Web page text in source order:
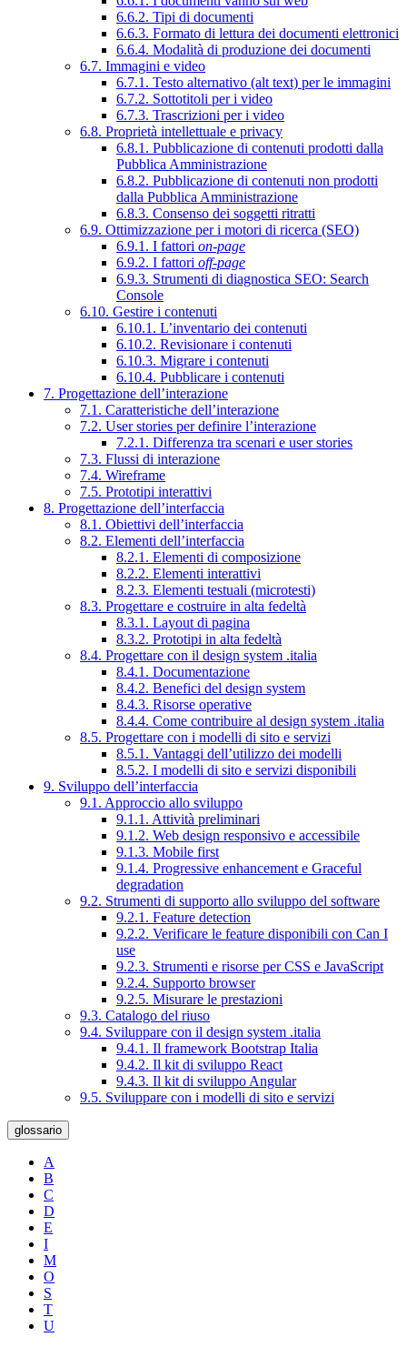
6.6.2. Tipi di documenti
6.6.3. Formato di lettura dei documenti elettronici
6.6.4. Modalità di produzione dei documenti
6.7. Immagini e video
6.7.1. Testo alternativo (alt text) per le immagini
6.7.2. Sottotitoli per i video
6.7.3. Trascrizioni per i video
6.8. Proprietà intellettuale e privacy
6.8.1. Pubblicazione di contenuti prodotti dalla
Pubblica Amministrazione
6.8.2. Pubblicazione di contenuti non prodotti
dalla Pubblica Amministrazione
6.8.3. Consenso dei soggetti ritratti
6.9. Ottimizzazione per i motori di ricerca (SEO)
6.9.1. I fattori on-page
6.9.2. I fattori off-page
6.9.3. Strumenti di diagnostica SEO: Search
Console
6.10. Gestire i contenuti
6.10.1. L’inventario dei contenuti
6.10.2. Revisionare i contenuti
6.10.3. Migrare i contenuti
6.10.4. Pubblicare i contenuti
7. Progettazione dell’interazione
7.1. Caratteristiche dell’interazione
7.2. User stories per definire l’interazione
7.2.1. Differenza tra scenari e user stories
7.3. Flussi di interazione
7.4. Wireframe
7.5. Prototipi interattivi
8. Progettazione dell’interfaccia
8.1. Obiettivi dell’interfaccia
8.2. Elementi dell’interfaccia
8.2.1. Elementi di composizione
8.2.2. Elementi interattivi
8.2.3. Elementi testuali (microtesti)
8.3. Progettare e costruire in alta fedeltà
8.3.1. Layout di pagina
8.3.2. Prototipi in alta fedeltà
8.4. Progettare con il design system .italia
8.4.1. Documentazione
8.4.2. Benefici del design system
8.4.3. Risorse operative
8.4.4. Come contribuire al design system .italia
8.5. Progettare con i modelli di sito e servizi
8.5.1. Vantaggi dell’utilizzo dei modelli
8.5.2. I modelli di sito e servizi disponibili
9. Sviluppo dell’interfaccia
9.1. Approccio allo sviluppo
9.1.1. Attività preliminari
9.1.2. Web design responsivo e accessibile
9.1.3. Mobile first
9.1.4. Progressive enhancement e Graceful
degradation
9.2. Strumenti di supporto allo sviluppo del software
9.2.1. Feature detection
9.2.2. Verificare le feature disponibili con Can I
use
9.2.3. Strumenti e risorse per CSS e JavaScript
9.2.4. Supporto browser
9.2.5. Misurare le prestazioni
9.3. Catalogo del riuso
9.4. Sviluppare con il design system .italia
9.4.1. Il framework Bootstrap Italia
9.4.2. Il kit di sviluppo React
9.4.3. Il kit di sviluppo Angular
9.5. Sviluppare con i modelli di sito e servizi
glossario
A
B
C
D
E
I
M
O
S
T
U